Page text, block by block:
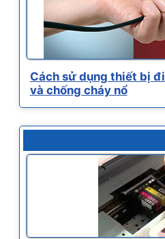
Cách sử dụng thiết bị
và chống cháy nổ